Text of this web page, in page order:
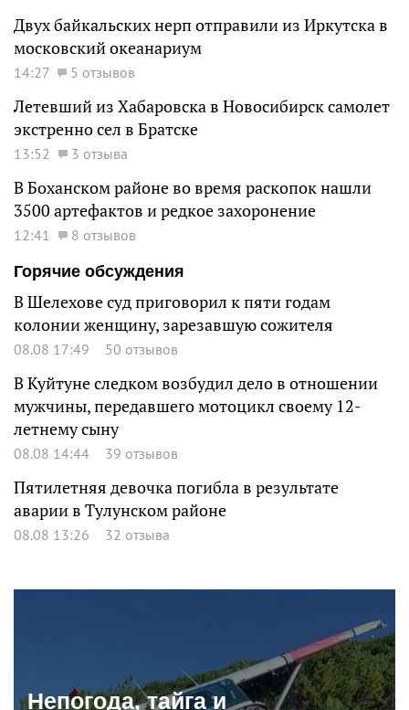
Двух байкальских нерп отправили из Иркутска в
московский океанариум
14:27 5 отзывов
Летевший из Хабаровска в Новосибирск самолет
экстренно сел в Братске
13:52 3 отзыва
В Боханском районе во время раскопок нашли
3500 артефактов и редкое захоронение
12:41
8 отзывов
Горячие обсуждения
В Шелехове суд приговорил к пяти годам
колонии женщину, зарезавшую сожителя
08.08 17:49 50 отзывов
В Куйтуне следком возбудил дело в отношении
мужчины, передавшего мотоцикл своему 12-
летнему сыну
08.08 14:44 39 отзывов
Пятилетняя девочка погибла в результате
аварии в Тулунском районе
08.08 13:26 32 отзыва
Непогода, тайга и